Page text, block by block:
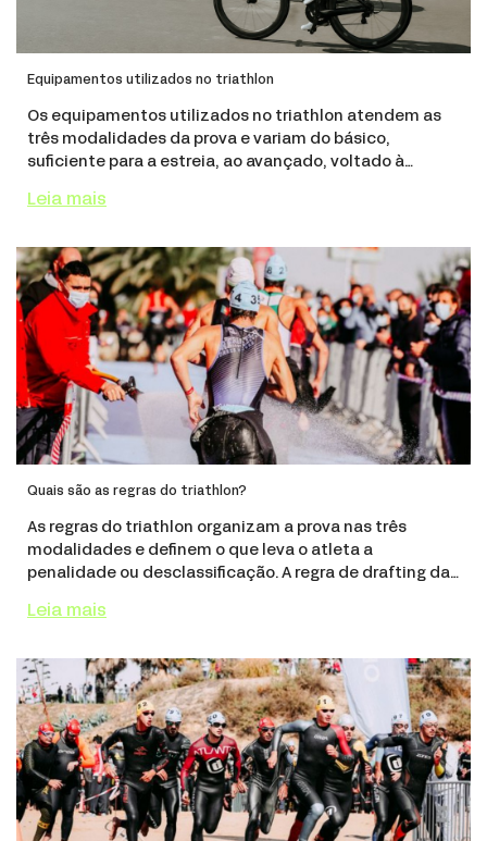
Equipamentos utilizados no triathlon
Os equipamentos utilizados no triathlon atendem as
três modalidades da prova e variam do básico,
suficiente para a estreia, ao avançado, voltado à
de triathlon, peça única vestida da natação à corri
Leia mais
Quais são as regras do triathlon?
As regras do triathlon organizam a prova nas três
modalidades e definem o que leva o atleta a
penalidade ou desclassificação. A regra de drafting da
desde 30 de janeiro de 2025, com 25 segundos para
Leia mais